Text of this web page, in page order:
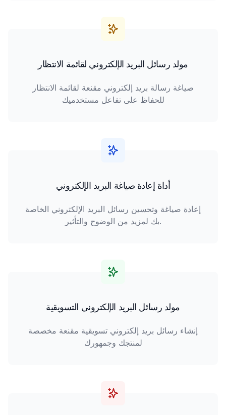
مولد رسائل البريد الإلكتروني لقائمة الانتظار
صياغة رسالة بريد إلكتروني مقنعة لقائمة الانتظار
للحفاظ على تفاعل مستخدميك
أداة إعادة صياغة البريد الإلكتروني
إعادة صياغة وتحسين رسائل البريد الإلكتروني الخاصة
بك لمزيد من الوضوح والتأثير.
مولد رسائل البريد الإلكتروني التسويقية
إنشاء رسائل بريد إلكتروني تسويقية مقنعة مخصصة
لمنتجك وجمهورك